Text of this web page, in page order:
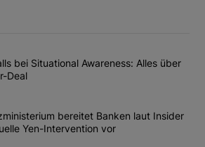
Liste der am meisten kommentierten
Titel "Margin Calls bei Situational
bei Situational Awareness: Alles über
Deal
Titel "US-Finanzministerium bereitet
bereitet Banken laut Insider
Yen-Intervention vor